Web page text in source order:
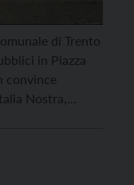
di Trento
in Piazza
convince
Nostra,